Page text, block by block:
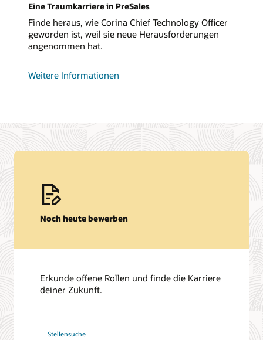
Eine Traumkarriere in PreSales
Finde heraus, wie Corina Chief Technology Officer
geworden ist, weil sie neue Herausforderungen
angenommen hat.
Weitere Informationenzu
im
Noch heute bewerben
Erkunde offene Rollen und finde die Karriere
deiner Zukunft.
Stellensuche
Oracle